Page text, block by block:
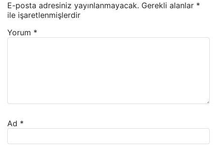
E-posta adresiniz yayınlanmayacak. Gerekli alanlar *
ile işaretlenmişlerdir
Yorum *
Ad *